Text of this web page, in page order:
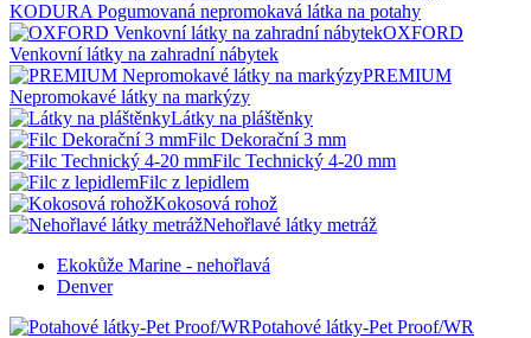
KODURA Pogumovaná nepromokavá látka na potahy
OXFORD
Venkovní látky na zahradní nábytek
PREMIUM
Nepromokavé látky na markýzy
Látky na pláštěnky
Filc Dekorační 3 mm
Filc Technický 4-20 mm
Filc z lepidlem
Kokosová rohož
Nehořlavé látky metráž
Ekokůže Marine - nehořlavá
Denver
Potahové látky-Pet Proof/WR